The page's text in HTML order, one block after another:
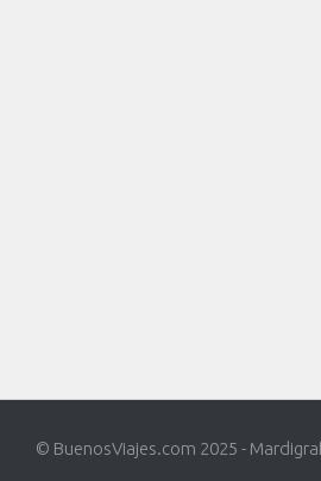
© BuenosViajes.com 2025 -